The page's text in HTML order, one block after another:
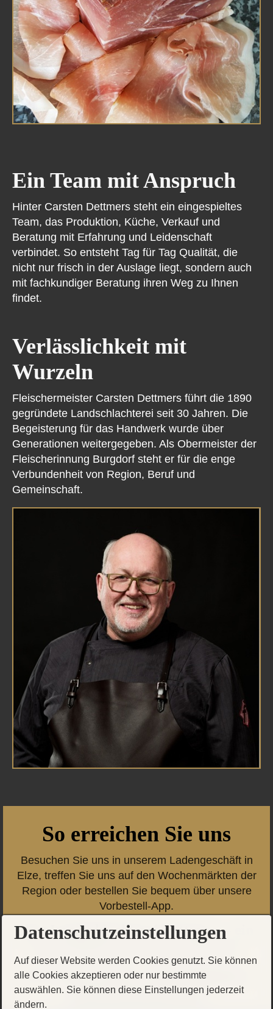
Ein Team mit Anspruch
Hinter Carsten Dettmers steht ein eingespieltes
Team, das Produktion, Küche, Verkauf und
Beratung mit Erfahrung und Leidenschaft
verbindet. So entsteht Tag für Tag Qualität, die
nicht nur frisch in der Auslage liegt, sondern auch
mit fachkundiger Beratung ihren Weg zu Ihnen
findet.
Verlässlichkeit mit
Wurzeln
Fleischermeister Carsten Dettmers führt die 1890
gegründete Landschlachterei seit 30 Jahren. Die
Begeisterung für das Handwerk wurde über
Generationen weitergegeben. Als Obermeister der
Fleischerinnung Burgdorf steht er für die enge
Verbundenheit von Region, Beruf und
Gemeinschaft.
So erreichen Sie uns
Besuchen Sie uns in unserem Ladengeschäft in
Elze, treffen Sie uns auf den Wochenmärkten der
Region oder bestellen Sie bequem über unsere
Vorbestell-App.
Ihre Landschlachterei Dettmers – ein
Tel. 05130 / 4214 -info@dettmers-
landschlachterei.de
Datenschutzeinstellungen
Auf dieser Website werden Cookies genutzt. Sie können
alle Cookies akzeptieren oder nur bestimmte
auswählen. Sie können diese Einstellungen jederzeit
ändern.